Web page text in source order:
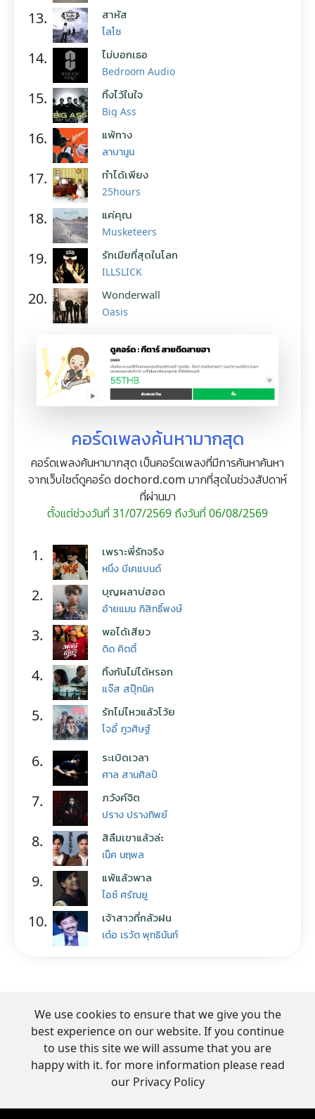
13. สาหัส
โลโซ
14. ไม่บอกเธอ
Bedroom Audio
15. ทิ้งไว้ในใจ
Big Ass
16. แพ้ทาง
ลาบานูน
17. ทำได้เพียง
25hours
18. แค่คุณ
Musketeers
19. รักเมียที่สุดในโลก
ILLSLICK
20. Wonderwall
Oasis
คอร์ดเพลงค้นหามากสุด
คอร์ดเพลงค้นหามากสุด เป็นคอร์ดเพลงที่มีการค้นหาค้นหา
จากเว็บไซต์ดูคอร์ด dochord.com มากที่สุดในช่วงสัปดาห์
ที่ผ่านมา
ตั้งแต่ช่วงวันที่ 31/07/2569 ถึงวันที่ 06/08/2569
1. เพราะพี่รักจริง
หนึ่ง บีเคแบนด์
2. บุญผลาบ่ฮอด
อ้ายแมน ภิสิทธิ์พงษ์
3. พอได้เสียว
ดิด คิตตี้
4. ทิ้งกันไม่ได้หรอก
แจ๊ส สปุ๊กนิค
5. รักไม่ไหวแล้วโว้ย
โจอี้ ภูวศิษฐ์
6. ระเบิดเวลา
ศาล สานศิลป์
7. ภวังค์จิต
ปราง ปรางทิพย์
8. สิลืมเขาแล้วล่ะ
เน็ค นฤพล
9. แพ้แล้วพาล
ไอซ์ ศรัณยู
10. เจ้าสาวที่กลัวฝน
เต๋อ เรวัต พุทธินันท์
We use cookies to ensure that we give you the
best experience on our website. If you continue
to use this site we will assume that you are
happy with it. for more information please read
our Privacy Policy